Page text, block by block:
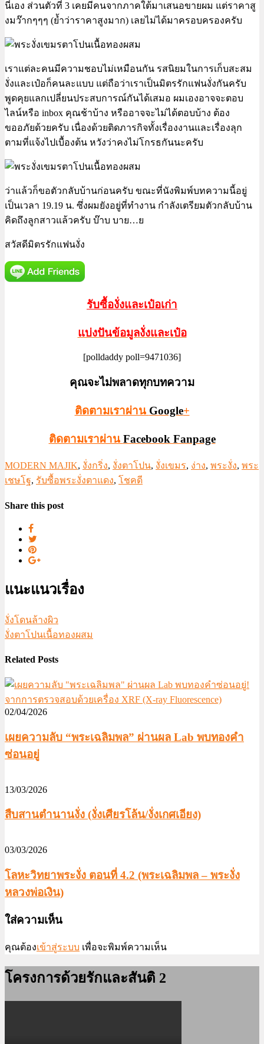
นี่เอง ส่วนตัวที่ 3 เคยมีคนจากภาคใต้มาเสนอขายผม แต่ราคาสู
งมว๊ากๆๆๆ (ย้ำว่าราคาสูงมาก) เลยไม่ได้มาครอบครองครับ
เราแต่ละคนมีความชอบไม่เหมือนกัน รสนิยมในการเก็บสะสม
งั่งและเป๋อก็คนละแบบ แต่ถือว่าเราเป็นมิตรรักแฟนงั่งกันครับ
พูดคุยแลกเปลี่ยนประสบการณ์กันได้เสมอ ผมเองอาจจะตอบ
ไลน์หรือ inbox คุณช้าบ้าง หรืออาจจะไม่ได้ตอบบ้าง ต้อง
ขออภัยด้วยครับ เนื่องด้วยติดภารกิจทั้งเรื่องงานและเรื่องลุก
ตามที่แจ้งไปเบื้องต้น หวังว่าคงไม่โกรธกันนะครับ
ว่าแล้วก็ขอตัวกลับบ้านก่อนครับ ขณะที่นังพิมพ์บทความนี้อยู่
เป็นเวลา 19.19 น. ซึ่งผมยังอยู่ที่ทำงาน กำลังเตรียมตัวกลับบ้าน
คิดถึงลูกสาวแล้วครับ บ๊าบ บาย…ย
สวัสดีมิตรรักแฟนงั่ง
รับซื้องั่งและเป๋อเก่า
แบ่งปันข้อมูลงั่งและเป๋อ
[polldaddy poll=9471036]
คุณจะไม่พลาดทุกบทความ
ติดตามเราผ่าน Google+
ติดตามเราผ่าน Facebook Fanpage
MODERN MAJIK, งั่งกริ่ง, งั่งตาโปน, งั่งเขมร, ง่าง, พระงั่ง, พระ
เชษโฐ, รับซื้อพระงั่งตาแดง, โชคดี
Share this post
แนะแนวเรื่อง
งั่งโดนล้างผิว
งั่งตาโปนเนื้อทองผสม
Related Posts
02/04/2026
เผยความลับ “พระเฉลิมพล” ผ่านผล Lab พบทองคำ
ซ่อนอยู่
13/03/2026
สืบสานตำนานงั่ง (งั่งเศียรโล้น/งั่งเกศเอียง)
03/03/2026
โลหะวิทยาพระงั่ง ตอนที่ 4.2 (พระเฉลิมพล – พระงั่ง
หลวงพ่อเงิน)
ใส่ความเห็น
คุณต้องเข้าสู่ระบบ เพื่อจะพิมพ์ความเห็น
โครงการด้วยรักและสันติ 2